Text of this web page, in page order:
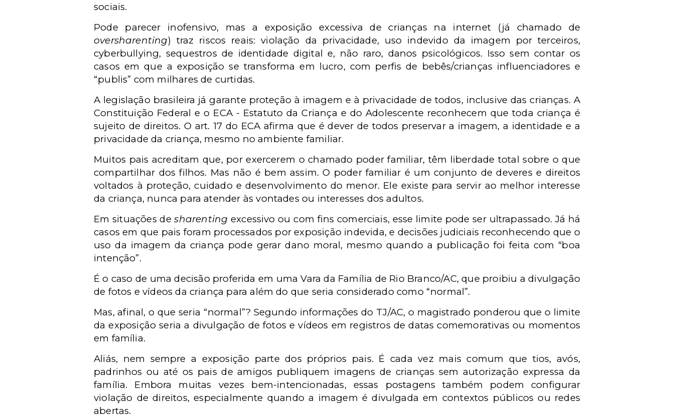
sociais.
Pode parecer inofensivo, mas a exposição excessiva de crianças na internet (já chamado de
oversharenting) traz riscos reais: violação da privacidade, uso indevido da imagem por terceiros,
cyberbullying, sequestros de identidade digital e, não raro, danos psicológicos. Isso sem contar os
casos em que a exposição se transforma em lucro, com perfis de bebês/crianças influenciadores e
“publis” com milhares de curtidas.
A legislação brasileira já garante proteção à imagem e à privacidade de todos, inclusive das crianças. A
Constituição Federal e o ECA - Estatuto da Criança e do Adolescente reconhecem que toda criança é
sujeito de direitos. O art. 17 do ECA afirma que é dever de todos preservar a imagem, a identidade e a
privacidade da criança, mesmo no ambiente familiar.
Muitos pais acreditam que, por exercerem o chamado poder familiar, têm liberdade total sobre o que
compartilhar dos filhos. Mas não é bem assim. O poder familiar é um conjunto de deveres e direitos
voltados à proteção, cuidado e desenvolvimento do menor. Ele existe para servir ao melhor interesse
da criança, nunca para atender às vontades ou interesses dos adultos.
Em situações desharenting excessivo ou com fins comerciais, esse limite pode ser ultrapassado. Já há
casos em que pais foram processados por exposição indevida, e decisões judiciais reconhecendo que o
uso da imagem da criança pode gerar dano moral, mesmo quando a publicação foi feita com “boa
intenção”.
É o caso de uma decisão proferida em uma Vara da Família de Rio Branco/AC, que proibiu a divulgação
de fotos e vídeos da criança para além do que seria considerado como “normal”.
Mas, afinal, o que seria “normal”? Segundo informações do TJ/AC, o magistrado ponderou que o limite
da exposição seria a divulgação de fotos e vídeos em registros de datas comemorativas ou momentos
em família.
Aliás, nem sempre a exposição parte dos próprios pais. É cada vez mais comum que tios, avós,
padrinhos ou até os pais de amigos publiquem imagens de crianças sem autorização expressa da
família. Embora muitas vezes bem-intencionadas, essas postagens também podem configurar
violação de direitos, especialmente quando a imagem é divulgada em contextos públicos ou redes
abertas.